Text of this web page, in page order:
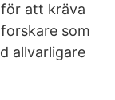
att kräva
som
allvarligare